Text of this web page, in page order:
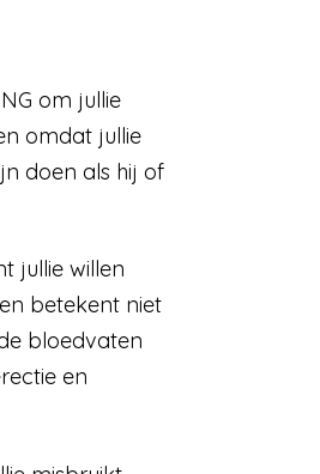
om jullie
omdat jullie
doen als hij of
jullie willen
betekent niet
bloedvaten
en